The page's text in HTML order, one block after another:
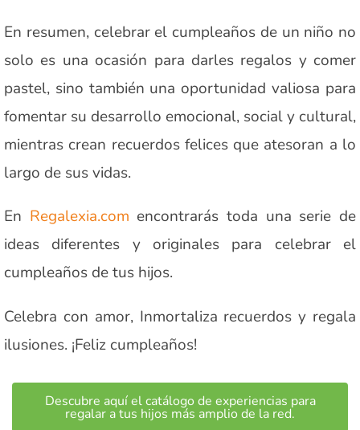
En resumen, celebrar el cumpleaños de un niño no
solo es una ocasión para darles regalos y comer
pastel, sino también una oportunidad valiosa para
fomentar su desarrollo emocional, social y cultural,
mientras crean recuerdos felices que atesoran a lo
largo de sus vidas.
En Regalexia.com encontrarás toda una serie de
ideas diferentes y originales para celebrar el
cumpleaños de tus hijos.
Celebra con amor, Inmortaliza recuerdos y regala
ilusiones. ¡Feliz cumpleaños!
Descubre aquí el catálogo de experiencias para
regalar a tus hijos más amplio de la red.